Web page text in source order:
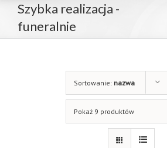
Szybka realizacja -
funeralnie
Sortowanie: nazwa
Pokaż 9 produktów